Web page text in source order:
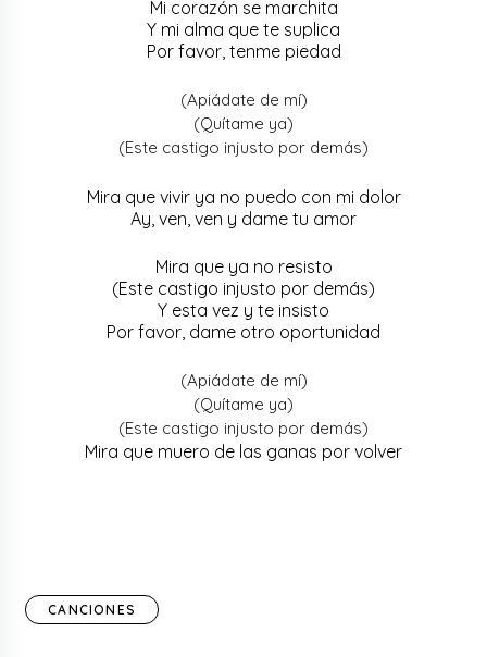
Mi corazón se marchita
Y mi alma que te suplica
Por favor, tenme piedad
(Apiádate de mí)
(Quítame ya)
(Este castigo injusto por demás)
Mira que vivir ya no puedo con mi dolor
Ay, ven, ven y dame tu amor
Mira que ya no resisto
(Este castigo injusto por demás)
Y esta vez y te insisto
Por favor, dame otro oportunidad
(Apiádate de mí)
(Quítame ya)
(Este castigo injusto por demás)
Mira que muero de las ganas por volver
CANCIONES